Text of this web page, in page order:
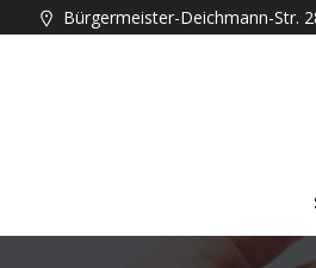
Inhalt
Bürgermeister-Deichmann-Str.